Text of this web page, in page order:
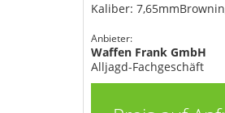
Kaliber:
Anbieter:
Waffen Frank GmbH
Alljagd-Fachgeschäft